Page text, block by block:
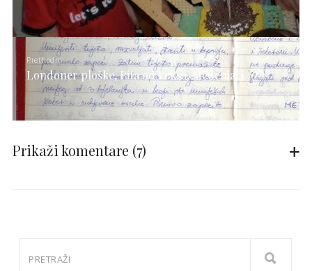
Prethodni
Londoner ploške, Pita od keksa, Medenjaci
Prikaži komentare (7)